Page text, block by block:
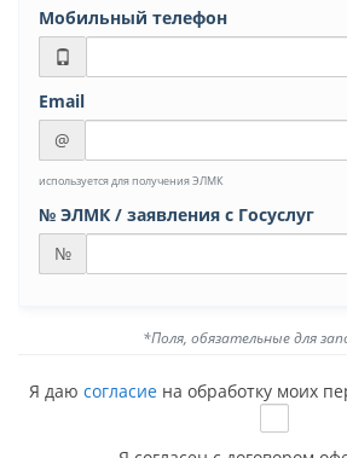
Мобильный телефон
Email
@
используется для получения ЭЛМК
№ ЭЛМК / заявления с Госуслуг
№
*Поля, обязательные для
Я даю согласие на обработку моих